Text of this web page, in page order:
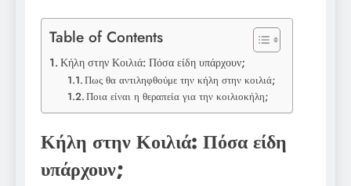
Table of Contents
Κήλη στην Κοιλιά: Πόσα είδη υπάρχουν;
Πως θα αντιληφθούμε την κήλη στην κοιλιά;
Ποια είναι η θεραπεία για την κοιλιοκήλη;
Κήλη στην Κοιλιά: Πόσα είδη
υπάρχουν;